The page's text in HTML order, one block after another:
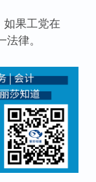
如果工党在
律。